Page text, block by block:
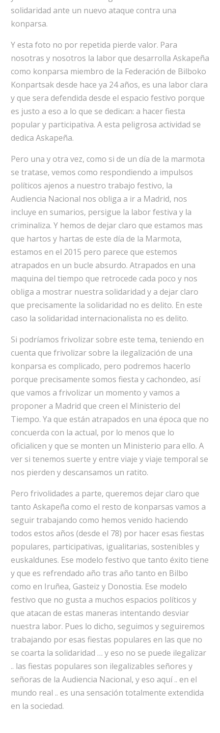
solidaridad ante un nuevo ataque contra una
konparsa.
Y esta foto no por repetida pierde valor. Para
nosotras y nosotros la labor que desarrolla Askapeña
como konparsa miembro de la Federación de Bilboko
Konpartsak desde hace ya 24 años, es una labor clara
y que sera defendida desde el espacio festivo porque
es justo a eso a lo que se dedican: a hacer fiesta
popular y participativa. A esta peligrosa actividad se
dedica Askapeña.
Pero una y otra vez, como si de un día de la marmota
se tratase, vemos como respondiendo a impulsos
políticos ajenos a nuestro trabajo festivo, la
Audiencia Nacional nos obliga a ir a Madrid, nos
incluye en sumarios, persigue la labor festiva y la
criminaliza. Y hemos de dejar claro que estamos mas
que hartos y hartas de este día de la Marmota,
estamos en el 2015 pero parece que estemos
atrapados en un bucle absurdo. Atrapados en una
maquina del tiempo que retrocede cada poco y nos
obliga a mostrar nuestra solidaridad y a dejar claro
que precisamente la solidaridad no es delito. En este
caso la solidaridad internacionalista no es delito.
Si podríamos frivolizar sobre este tema, teniendo en
cuenta que frivolizar sobre la ilegalización de una
konparsa es complicado, pero podremos hacerlo
porque precisamente somos fiesta y cachondeo, así
que vamos a frivolizar un momento y vamos a
proponer a Madrid que creen el Ministerio del
Tiempo. Ya que están atrapados en una época que no
concuerda con la actual, por lo menos que lo
oficialicen y que se monten un Ministerio para ello. A
ver si tenemos suerte y entre viaje y viaje temporal se
nos pierden y descansamos un ratito.
Pero frivolidades a parte, queremos dejar claro que
tanto Askapeña como el resto de konparsas vamos a
seguir trabajando como hemos venido haciendo
todos estos años (desde el 78) por hacer esas fiestas
populares, participativas, igualitarias, sostenibles y
euskaldunes. Ese modelo festivo que tanto éxito tiene
y que es refrendado año tras año tanto en Bilbo
como en Iruñea, Gasteiz y Donostia. Ese modelo
festivo que no gusta a muchos espacios políticos y
que atacan de estas maneras intentando desviar
nuestra labor. Pues lo dicho, seguimos y seguiremos
trabajando por esas fiestas populares en las que no
se coarta la solidaridad … y eso no se puede ilegalizar
.. las fiestas populares son ilegalizables señores y
señoras de la Audiencia Nacional, y eso aquí .. en el
mundo real .. es una sensación totalmente extendida
en la sociedad.